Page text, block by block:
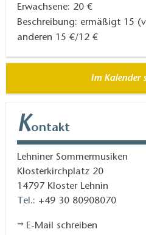
Erwachsene: 20 €
Beschreibung: ermäßigt 15
anderen 15 €/12 €
Im Kalender
Kontakt
Lehniner Sommermusiken
Klosterkirchplatz 20
14797 Kloster Lehnin
Tel.: +49 30 80908070
E-Mail schreiben